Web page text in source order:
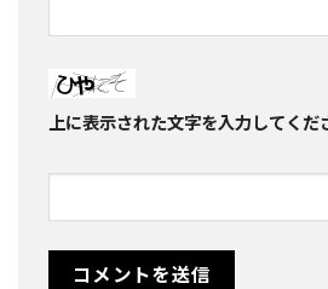
上に表示された文字を入力してくだ